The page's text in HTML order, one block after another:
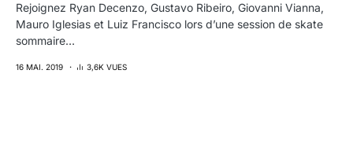
Rejoignez Ryan Decenzo, Gustavo Ribeiro, Giovanni Vianna,
Mauro Iglesias et Luiz Francisco lors d’une session de skate
sommaire…
16 MAI. 2019 3,6K VUES